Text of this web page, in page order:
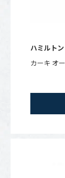
ハミルトン
カーキ オ